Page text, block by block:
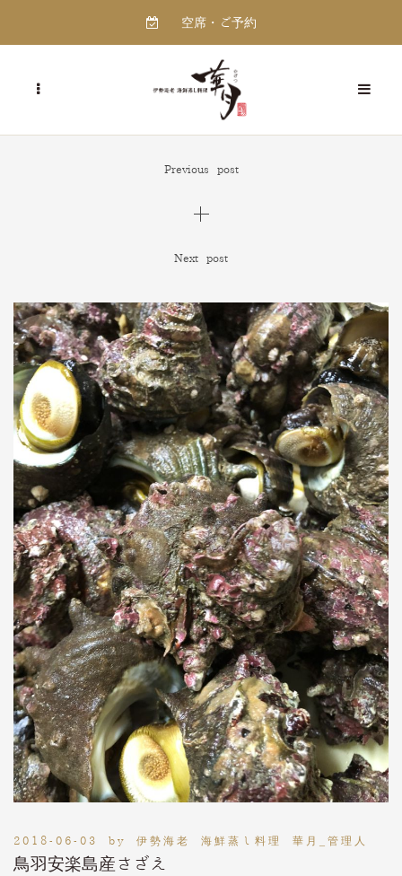
空席・ご予約
Previous post
Next post
2018-06-03 by 伊勢海老 海鮮蒸し料理 華月_管理人
鳥羽安楽島産さざえ